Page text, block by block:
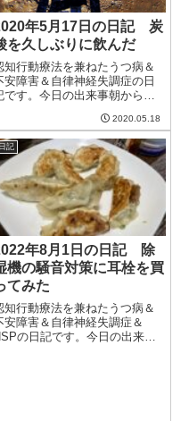
年5月17日の日記 炭
を久しぶりに飲んだ
知行動療法を兼ねたうつ病＆
安障害＆自律神経失調症の日
です。今日の出来事朝から晴
を洗う。明日からは天気が悪い
うなので貴重な晴れ間。午前
はブログを更新し、妻と一緒
散歩へ。しかしながら、5分ほ
どの散歩で緊張...
2020.05.18
日記
年8月1日の日記 除
機の騒音対策に耳栓を買
てみた
知行動療法を兼ねたうつ病＆
安障害＆自律神経失調症＆
の日記です。今日の出来事